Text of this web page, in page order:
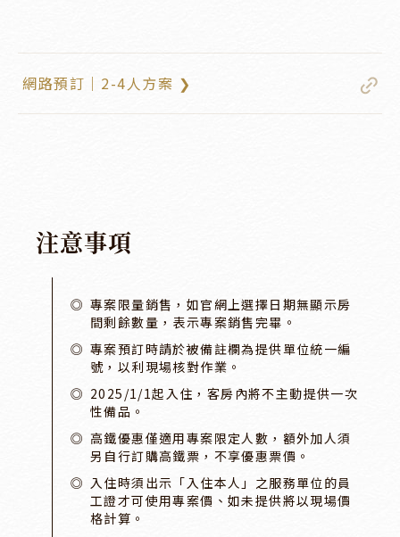
網路預訂｜2-4人方案 ❯
注意事項
專案限量銷售，如官網上選擇日期無顯示房
間剩餘數量，表示專案銷售完畢。
專案預訂時請於被備註欄為提供單位統一編
號，以利現場核對作業。
2025/1/1起入住，客房內將不主動提供一次
性備品。
高鐵優惠僅適用專案限定人數，額外加人須
另自行訂購高鐵票，不享優惠票價。
入住時須出示「入住本人」之服務單位的員
工證才可使用專案價、如未提供將以現場價
格計算。